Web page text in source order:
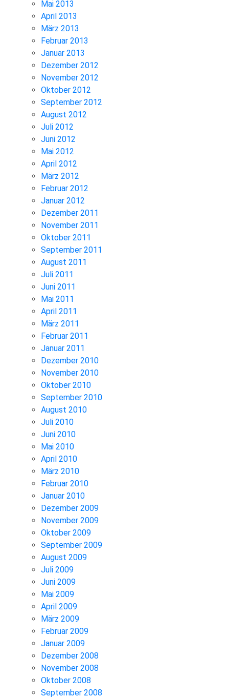
Mai 2013
April 2013
März 2013
Februar 2013
Januar 2013
Dezember 2012
November 2012
Oktober 2012
September 2012
August 2012
Juli 2012
Juni 2012
Mai 2012
April 2012
März 2012
Februar 2012
Januar 2012
Dezember 2011
November 2011
Oktober 2011
September 2011
August 2011
Juli 2011
Juni 2011
Mai 2011
April 2011
März 2011
Februar 2011
Januar 2011
Dezember 2010
November 2010
Oktober 2010
September 2010
August 2010
Juli 2010
Juni 2010
Mai 2010
April 2010
März 2010
Februar 2010
Januar 2010
Dezember 2009
November 2009
Oktober 2009
September 2009
August 2009
Juli 2009
Juni 2009
Mai 2009
April 2009
März 2009
Februar 2009
Januar 2009
Dezember 2008
November 2008
Oktober 2008
September 2008